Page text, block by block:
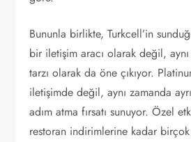
Bununla birlikte, Turkcell’in
bir iletişim aracı olarak değil,
tarzı olarak da öne çıkıyor.
iletişimde değil, aynı zamanda
adım atma fırsatı sunuyor. Özel
restoran indirimlerine kadar